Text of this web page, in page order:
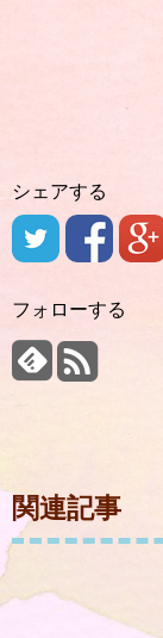
シェアする
フォローする
関連記事